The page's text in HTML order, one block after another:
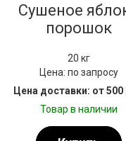
Сушеное
порошок
20 кг
Цена: по запросу
Цена доставки: от 500
Товар в наличии